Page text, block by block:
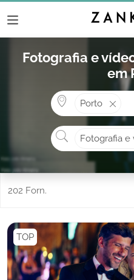
Fotografia e
em
Porto
Fotografia e
202 Forn.
TOP